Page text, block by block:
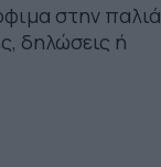
στην παλιά
δηλώσεις ή